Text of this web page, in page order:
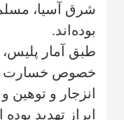
شرق آسیا،
بوده‌اند.
ابراز تهدید